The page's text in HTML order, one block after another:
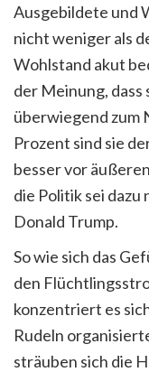
Ausgebildete und
nicht weniger als
Wohlstand akut
der Meinung,
überwiegend zum
Prozent sind sie
besser vor
die Politik sei dazu
Donald Trump.
So wie sich das
den
konzentriert es
Rudeln
sträuben sich die